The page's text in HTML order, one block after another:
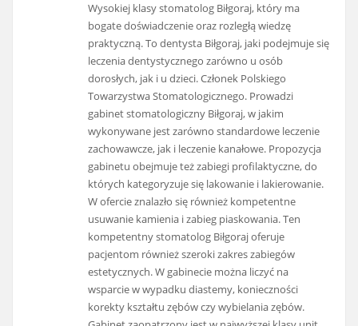
Wysokiej klasy stomatolog Biłgoraj, który ma
bogate doświadczenie oraz rozległą wiedzę
praktyczną. To dentysta Biłgoraj, jaki podejmuje się
leczenia dentystycznego zarówno u osób
dorosłych, jak i u dzieci. Członek Polskiego
Towarzystwa Stomatologicznego. Prowadzi
gabinet stomatologiczny Biłgoraj, w jakim
wykonywane jest zarówno standardowe leczenie
zachowawcze, jak i leczenie kanałowe. Propozycja
gabinetu obejmuje też zabiegi profilaktyczne, do
których kategoryzuje się lakowanie i lakierowanie.
W ofercie znalazło się również kompetentne
usuwanie kamienia i zabieg piaskowania. Ten
kompetentny stomatolog Biłgoraj oferuje
pacjentom również szeroki zakres zabiegów
estetycznych. W gabinecie można liczyć na
wsparcie w wypadku diastemy, konieczności
korekty kształtu zębów czy wybielania zębów.